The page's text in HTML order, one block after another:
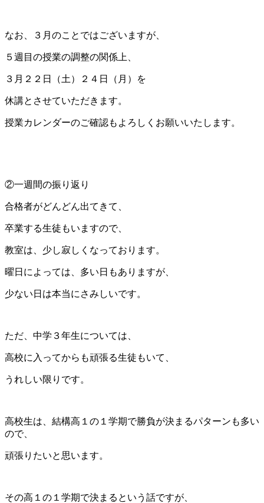
なお、３月のことではございますが、
５週目の授業の調整の関係上、
３月２２日（土）２４日（月）を
休講とさせていただきます。
授業カレンダーのご確認もよろしくお願いいたします。
②一週間の振り返り
合格者がどんどん出てきて、
卒業する生徒もいますので、
教室は、少し寂しくなっております。
曜日によっては、多い日もありますが、
少ない日は本当にさみしいです。
ただ、中学３年生については、
高校に入ってからも頑張る生徒もいて、
うれしい限りです。
高校生は、結構高１の１学期で勝負が決まるパターンも多い
ので、
頑張りたいと思います。
その高１の１学期で決まるという話ですが、